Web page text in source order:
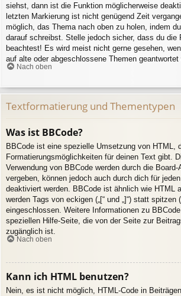
siehst, dann ist die Funktion möglicherweise
letzten Markierung ist nicht genügend Zeit
möglich, das Thema nach oben zu holen, indem
darauf schreibst. Stelle jedoch sicher, dass du die
beachtest! Es wird meist nicht gerne gesehen,
auf alte oder abgeschlossene Themen geantwortet
Nach oben
Textformatierung und Thementypen
Was ist BBCode?
BBCode ist eine spezielle Umsetzung von HTML,
Formatierungsmöglichkeiten für deinen Text gibt.
Verwendung von BBCode werden durch die
vergeben, können jedoch auch durch dich für
deaktiviert werden. BBCode ist ähnlich wie HTML
werden Tags von eckigen („[“ und „]“) statt spitzen
eingeschlossen. Weitere Informationen zu
speziellen Hilfe-Seite, die von der Seite zur
zugänglich ist.
Nach oben
Kann ich HTML benutzen?
Nein, es ist nicht möglich, HTML-Code in